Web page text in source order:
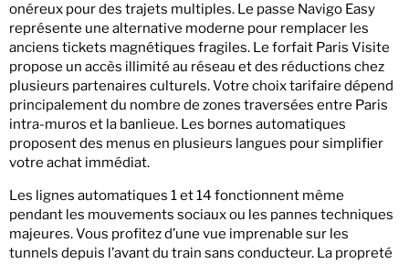
onéreux pour des trajets multiples. Le passe Navigo Easy
représente une alternative moderne pour remplacer les
anciens tickets magnétiques fragiles. Le forfait Paris Visite
propose un accès illimité au réseau et des réductions chez
plusieurs partenaires culturels. Votre choix tarifaire dépend
principalement du nombre de zones traversées entre Paris
intra-muros et la banlieue. Les bornes automatiques
proposent des menus en plusieurs langues pour simplifier
votre achat immédiat.
Les lignes automatiques 1 et 14 fonctionnent même
pendant les mouvements sociaux ou les pannes techniques
majeures. Vous profitez d’une vue imprenable sur les
tunnels depuis l’avant du train sans conducteur. La propreté